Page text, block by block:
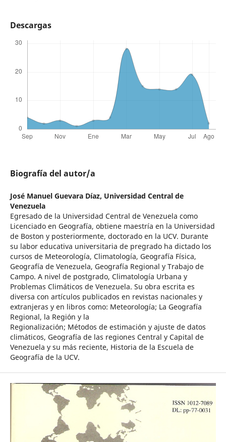
Descargas
Biografía del autor/a
José Manuel Guevara Díaz, Universidad Central de
Venezuela
Egresado de la Universidad Central de Venezuela como
Licenciado en Geografía, obtiene maestría en la Universidad
de Boston y posteriormente, doctorado en la UCV. Durante
su labor educativa universitaria de pregrado ha dictado los
cursos de Meteorología, Climatología, Geografía Física,
Geografía de Venezuela, Geografía Regional y Trabajo de
Campo. A nivel de postgrado, Climatología Urbana y
Problemas Climáticos de Venezuela. Su obra escrita es
diversa con artículos publicados en revistas nacionales y
extranjeras y en libros como: Meteorología; La Geografía
Regional, la Región y la
Regionalización; Métodos de estimación y ajuste de datos
climáticos, Geografía de las regiones Central y Capital de
Venezuela y su más reciente, Historia de la Escuela de
Geografía de la UCV.